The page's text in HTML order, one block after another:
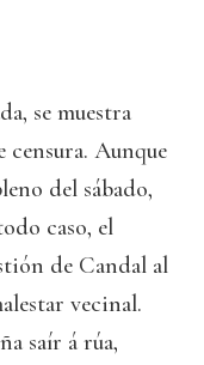
se muestra
censura. Aunque
del sábado,
caso, el
de Candal al
vecinal.
saír á rúa,